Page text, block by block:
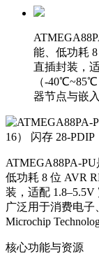
能、低功耗
直插封装，
（-
器节点与嵌
ATMEGA88PA-
低功耗 8 位 AVR
装，适配
广泛用于消费电
Microchip
核心功能与资源